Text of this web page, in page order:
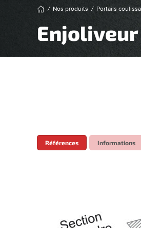
Nos produits Portails
Enjoliveur
Références Informations